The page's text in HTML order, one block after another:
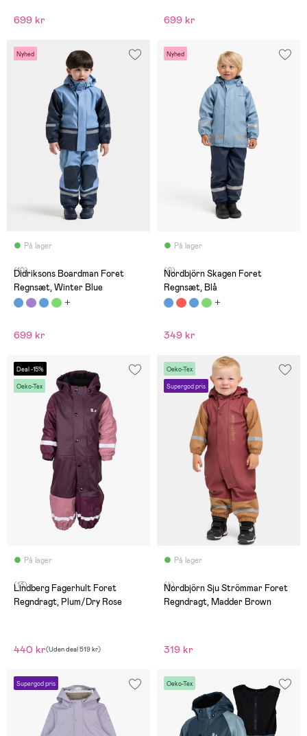
699 kr 699 kr
Nyhed
På lager
(10)
Didriksons Boardman Foret
Regnsæt, Winter Blue
699 kr
Nyhed
På lager
(0)
Nordbjörn Skagen Foret
Regnsæt, Blå
349 kr
Deal -15%
Oeko-Tex
På lager
(13)
Lindberg Fagerhult Foret
Regndragt, Plum/Dry Rose
440 kr(Uden deal519 kr)
Oeko-Tex
Supergod pris
På lager
(4)
Nordbjörn Sju Strömmar Foret
Regndragt, Madder Brown
319 kr
Supergod pris Oeko-Tex